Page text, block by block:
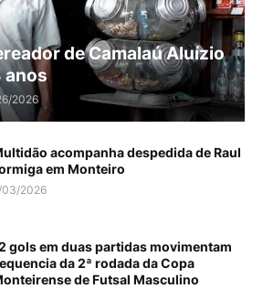
de Camalaú Aluízio
anos
2026
acompanha despedida de Raul
em Monteiro
03/2026
gols em duas partidas movimentam
da 2ª rodada da Copa
de Futsal Masculino